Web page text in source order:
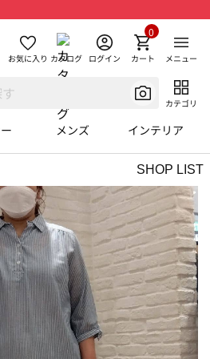
お気に入り カタログ ログイン カート
0
メニュー
カテゴリ
メンズ インテリア
SHOP LIST